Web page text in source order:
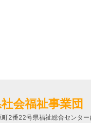
会福祉事業団
2番22号県福祉総合センター